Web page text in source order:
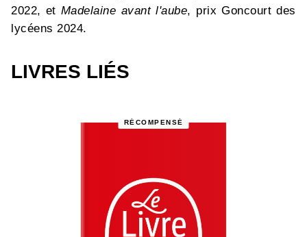
2022, et Madelaine avant l'aube, prix Goncourt des
lycéens 2024.
LIVRES LIÉS
RÉCOMPENSÉ